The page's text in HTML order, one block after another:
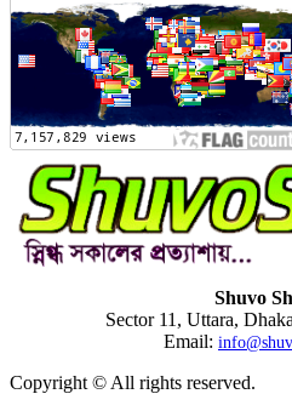
Shuvo
Sector 11, Uttara,
Email:
Copyright © All rights reserved.